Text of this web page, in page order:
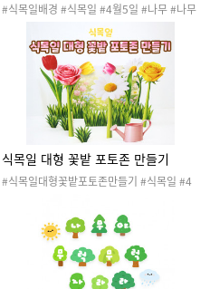
#식목일배경 #식목일 #4월5일 #나무 #나무
심기 #나무심는날 #자연 #자연물 #꽃 #식물
#작물 #봄 #봄행사 #식목일행사 #봄도안 #
봄활동 #식목일도안 #식목일활동 #식목일환
식목일 대형 꽃밭 포토존 만들기
#식목일대형꽃밭포토존만들기 #식목일 #4
는날 #자연 #자연물 #꽃 #식물 #작물 #봄 #
봄행사 #식목일행사 #봄도안 #봄활동 #식목
일도안 #식목일활동 #원예활동 #텃밭활동 #
포토존 #식목일포토존 #봄포토존 #환경구성
#식목일환경구성 #봄환경구성